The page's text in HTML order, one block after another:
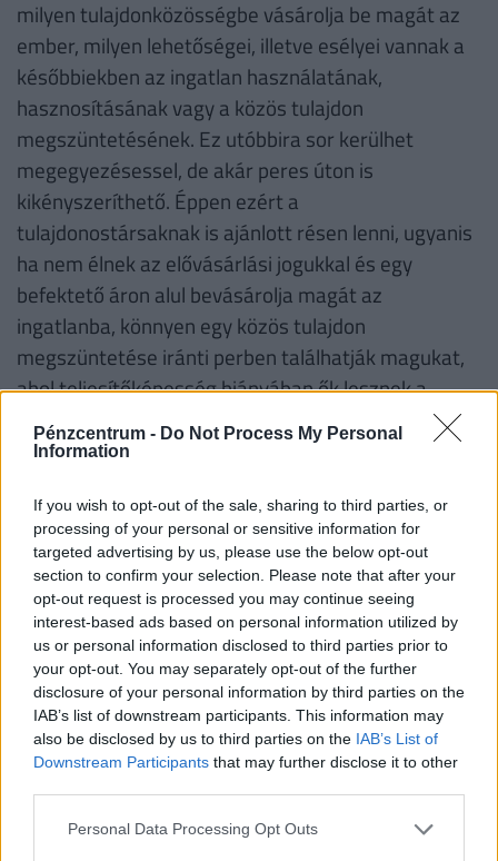
Pénzcentrum - Do Not Process My Personal
Information
If you wish to opt-out of the sale, sharing to third parties, or
processing of your personal or sensitive information for
targeted advertising by us, please use the below opt-out
section to confirm your selection. Please note that after your
opt-out request is processed you may continue seeing
interest-based ads based on personal information utilized by
us or personal information disclosed to third parties prior to
your opt-out. You may separately opt-out of the further
disclosure of your personal information by third parties on the
IAB’s list of downstream participants. This information may
also be disclosed by us to third parties on the IAB’s List of
Downstream Participants that may further disclose it to other
Personal Data Processing Opt Outs
milyen tulajdonközösségbe vásárolja be magát az
ember, milyen lehetőségei, illetve esélyei vannak a
későbbiekben az ingatlan használatának,
hasznosításának vagy a közös tulajdon
megszüntetésének. Ez utóbbira sor kerülhet
megegyezésessel, de akár peres úton is
kikényszeríthető. Éppen ezért a
tulajdonostársaknak is ajánlott résen lenni, ugyanis
ha nem élnek az elővásárlási jogukkal és egy
befektető áron alul bevásárolja magát az
ingatlanba, könnyen egy közös tulajdon
megszüntetése iránti perben találhatják magukat,
ahol teljesítőképesség hiányában ők lesznek a
bíróság ítélete alapján kötelezően kivásárolva.
Címlapkép: Getty Images
#otthon
#hagyaték
#ingatlan
#ügyvéd
#ingatlanpiac #ingatlanárak
0 HOZZÁSZÓLÁS
Csak bejelentkezett felhasználó szólhat hozzá.
Belépés itt!
A kommentkezelési szabályzatotitt találod.
Még nincsenek hozzászólások. Legyél te az első!